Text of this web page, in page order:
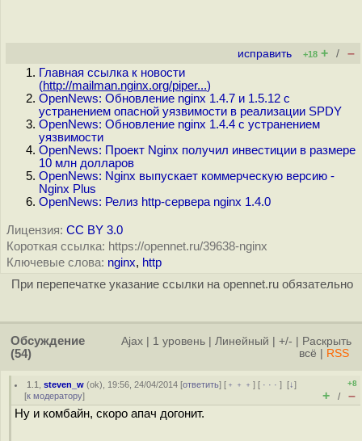
исправить +18 + / –
Главная ссылка к новости
(http://mailman.nginx.org/piper...)
OpenNews: Обновление nginx 1.4.7 и 1.5.12 с
устранением опасной уязвимости в реализации SPDY
OpenNews: Обновление nginx 1.4.4 с устранением
уязвимости
OpenNews: Проект Nginx получил инвестиции в размере
10 млн долларов
OpenNews: Nginx выпускает коммерческую версию -
Nginx Plus
OpenNews: Релиз http-сервера nginx 1.4.0
Лицензия: CC BY 3.0
Короткая ссылка: https://opennet.ru/39638-nginx
Ключевые слова: nginx, http
При перепечатке указание ссылки на opennet.ru обязательно
Обсуждение
(54)
Ajax 1 уровень Линейный +/-
Раскрыть
всё
RSS
1.1 ,steven_w (ok), 19:56, 24/04/2014 [ответить] [ ﹢﹢﹢] [ · · ·][↓]
[к модератору]
+8
+ / –
Ну и комбайн, скоро апач догонит.